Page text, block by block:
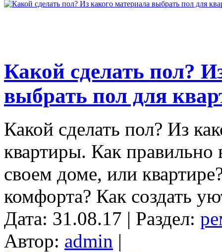
Какой сделать пол?
выбрать пол для
Какой сделать пол? Из
квартиры. Как правильно
своем доме, или
комфорта? Как создать
Дата: 31.08.17 | Раздел:
Автор: admin |